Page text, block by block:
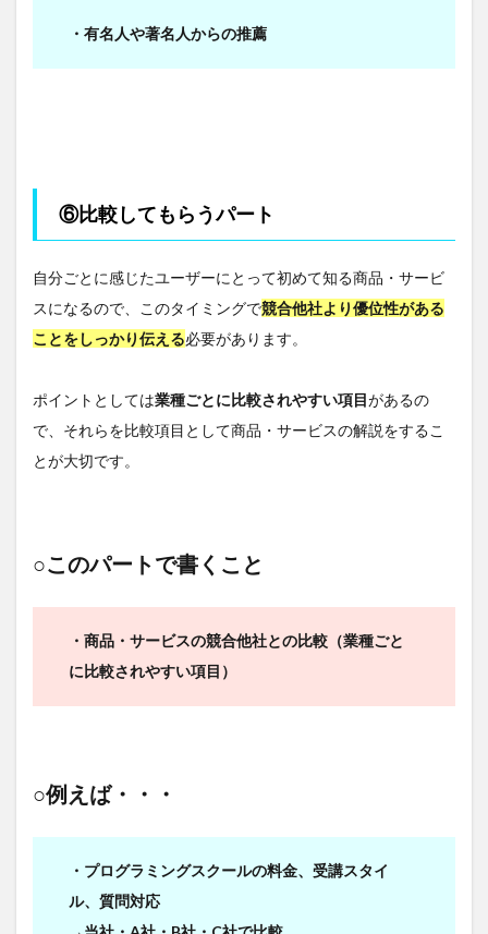
・有名人や著名人からの推薦
⑥比較してもらうパート
自分ごとに感じたユーザーにとって初めて知る商品・サービ
スになるので、このタイミングで競合他社より優位性がある
ことをしっかり伝える必要があります。
ポイントとしては業種ごとに比較されやすい項目があるの
で、それらを比較項目として商品・サービスの解説をするこ
とが大切です。
○このパートで書くこと
・商品・サービスの競合他社との比較（業種ごと
に比較されやすい項目）
○例えば・・・
・プログラミングスクールの料金、受講スタイ
ル、質問対応